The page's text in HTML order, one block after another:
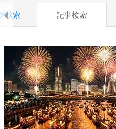
検索 記事検索